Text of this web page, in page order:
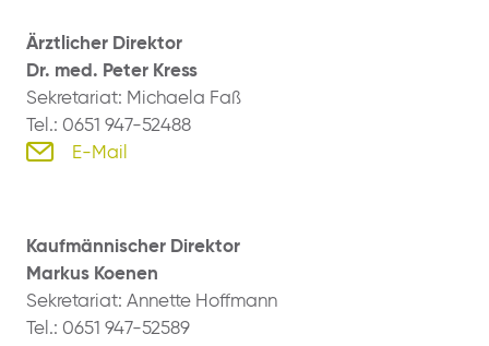
Ärztlicher Direktor
Dr. med. Peter Kress
Sekretariat: Michaela Faß
Tel.: 0651 947-52488
E-Mail
Kaufmännischer Direktor
Markus Koenen
Sekretariat: Annette Hoffmann
Tel.: 0651 947-52589